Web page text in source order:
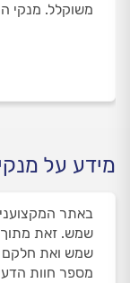
משוקלל. מנקי
מידע על
שמש ואת חלקם
מספר חוות